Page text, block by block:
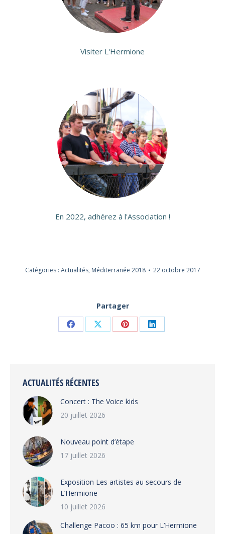
Visiter L'Hermione
En 2022, adhérez à l'Association !
Catégories : Actualités, Méditerranée 2018 22 octobre 2017
Partager
PartagerPartagerPartagerPartager
ACTUALITÉS RÉCENTES
Concert : The Voice kids
20 juillet 2026
Nouveau point d’étape
17 juillet 2026
Exposition Les artistes au secours de
L’Hermione
10 juillet 2026
Challenge Pacoo : 65 km pour L’Hermione